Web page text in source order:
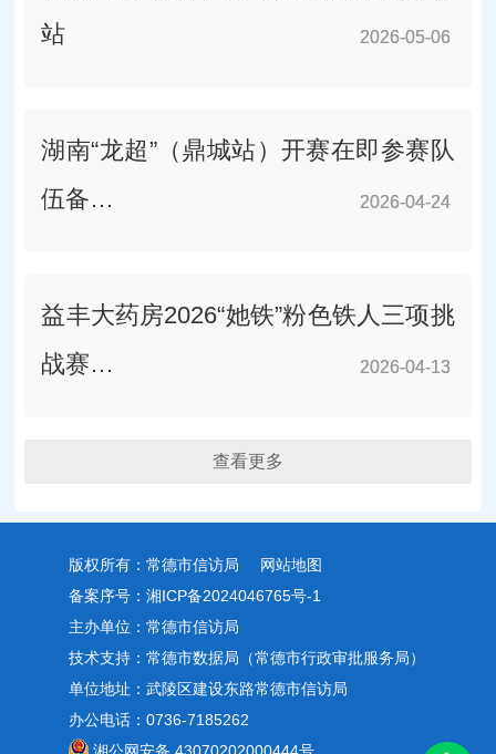
2026-05-06
站
2026-05-06
2026-04-24
湖南“龙超”（鼎城站）开赛在即参赛队
伍备…
2026-04-24
2026-04-13
益丰大药房2026“她铁”粉色铁人三项挑
战赛…
2026-04-13
查看更多
版权所有：常德市信访局
网站地图
备案序号：湘ICP备2024046765号-1
主办单位：常德市信访局
技术支持：常德市数据局（常德市行政审批服务局）
单位地址：武陵区建设东路常德市信访局
办公电话：0736-7185262